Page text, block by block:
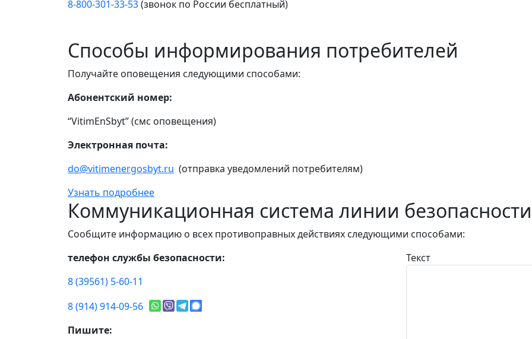
8-800-301-33-53(звонок по России бесплатный)
Способы информирования потребителей
Получайте оповещения следующими способами:
Абонентский номер:
“VitimEnSbyt” (смс оповещения)
Электронная почта:
do@vitimenergosbyt.ru (отправка уведомлений потребителям)
Узнать подробнее
Коммуникационная система линии безопасности
Сообщите информацию о всех противоправных действиях следующими способами:
телефон службы безопасности:
8 (39561) 5-60-11
8 (914) 914-09-56
Пишите:
Текст